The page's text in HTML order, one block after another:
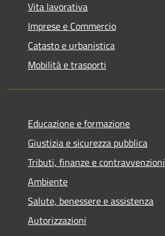
Vita lavorativa
Imprese e Commercio
Catasto e urbanistica
Mobilità e trasporti
Educazione e formazione
Giustizia e sicurezza pubblica
Tributi, finanze e contravvenzioni
Ambiente
Salute, benessere e assistenza
Autorizzazioni